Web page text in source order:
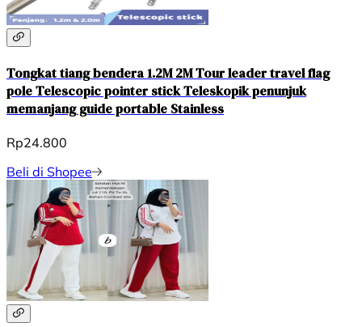
Tongkat tiang bendera 1.2M 2M Tour leader travel flag
pole Telescopic pointer stick Teleskopik penunjuk
memanjang guide portable Stainless
Rp24.800
Beli di Shopee